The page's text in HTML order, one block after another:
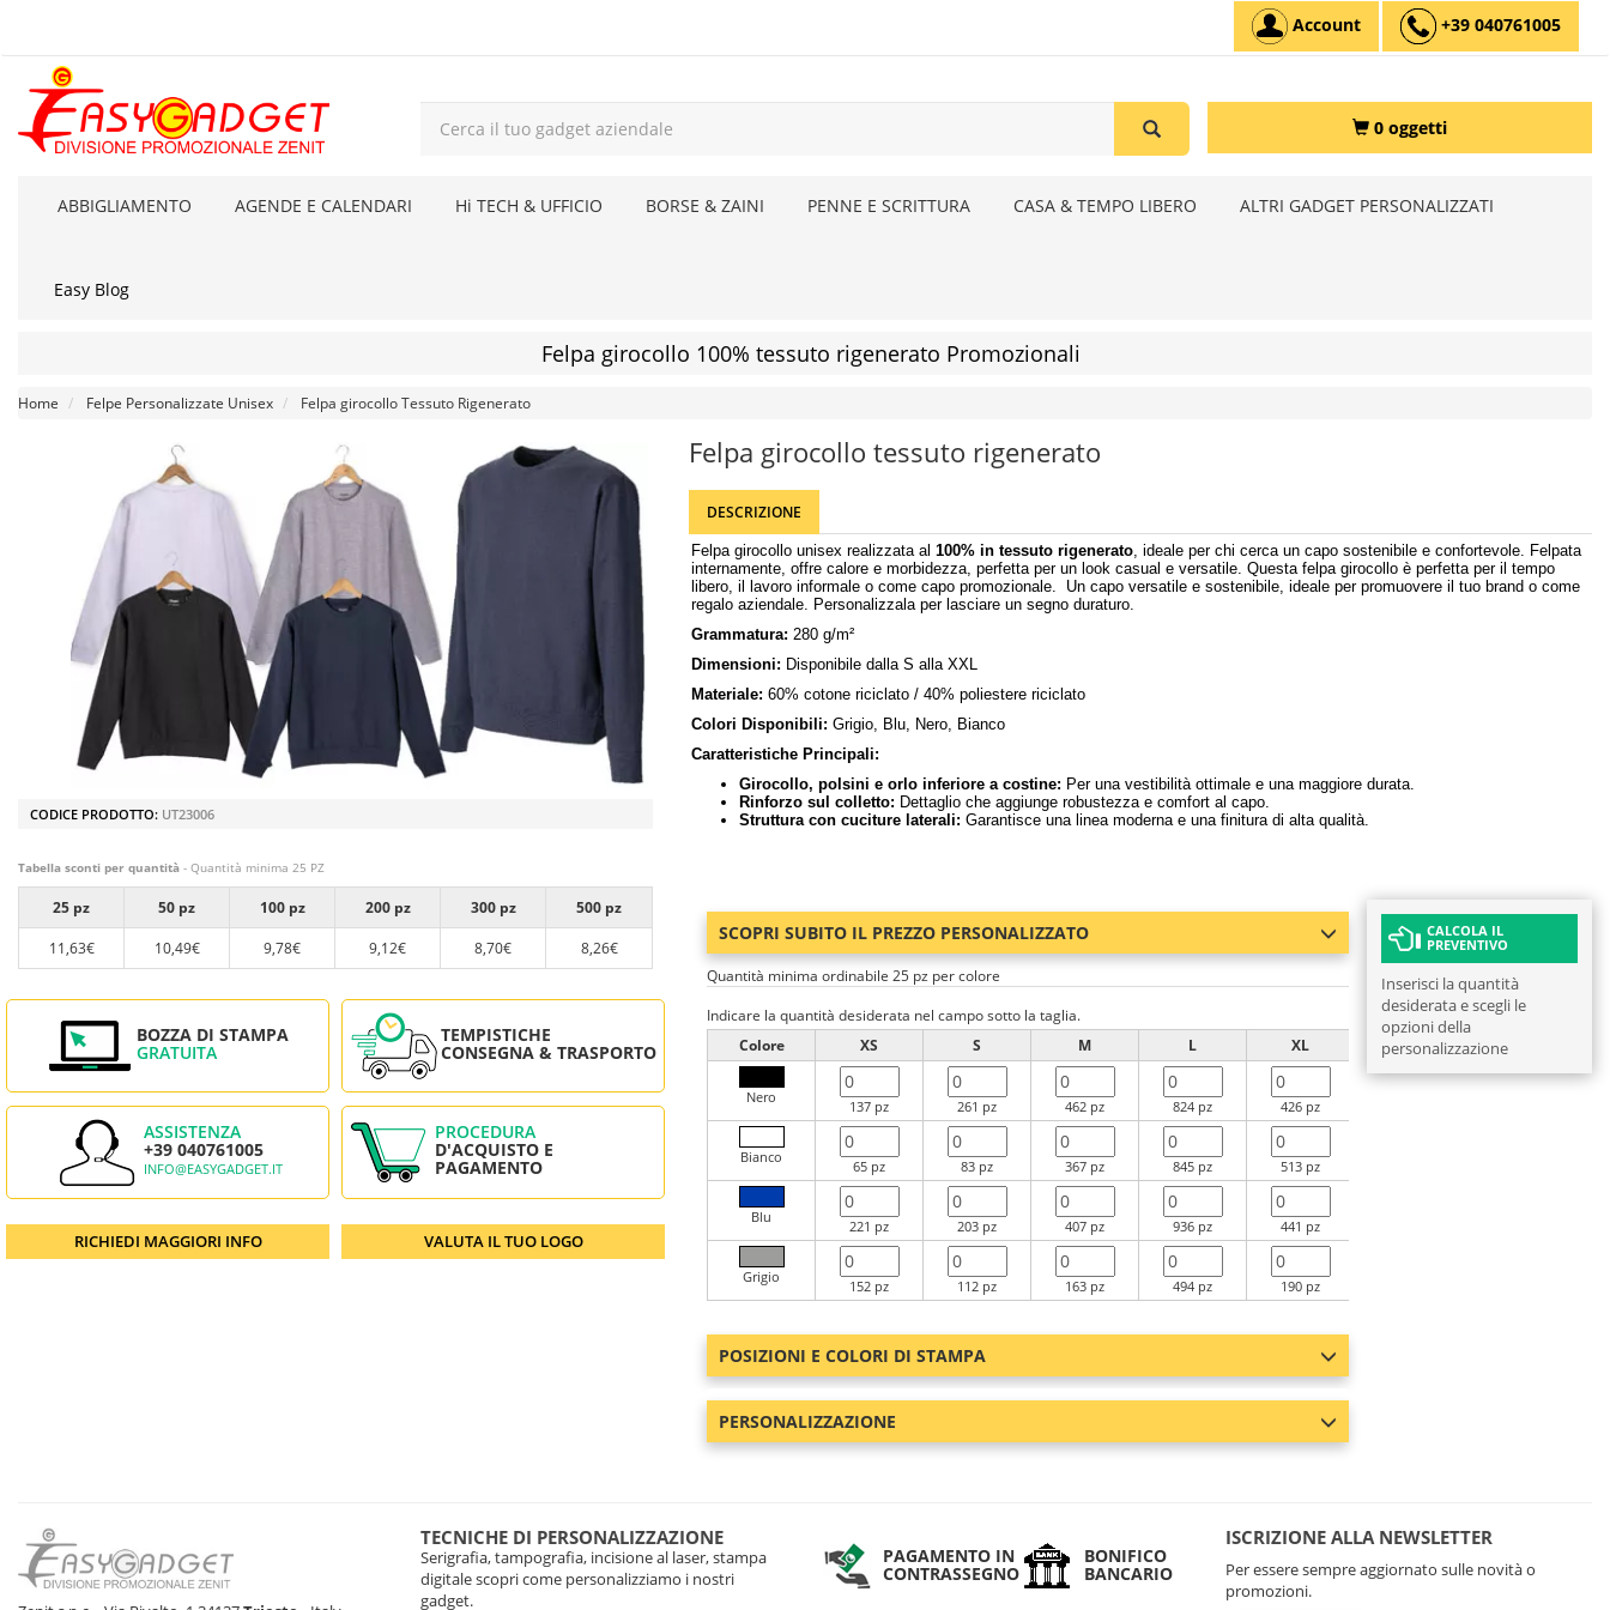
Account +39 040761005
0 oggetti
ABBIGLIAMENTO AGENDE E CALENDARI Hi TECH & UFFICIO BORSE & ZAINI PENNE E SCRITTURA CASA & TEMPO LIBERO ALTRI GADGET PERSONALIZZATI
Easy Blog
Felpa girocollo 100% tessuto rigenerato Promozionali
Home Felpe Personalizzate Unisex Felpa girocollo Tessuto Rigenerato
CODICE PRODOTTO: UT23006
Tabella sconti per quantità - Quantità minima 25 PZ
25 pz 50 pz 100 pz 200 pz 300 pz
500 pz
11,63€
10,49€ 9,78€ 9,12€ 8,70€ 8,26€
BOZZA DI STAMPA
GRATUITA
TEMPISTICHE
CONSEGNA & TRASPORTO
ASSISTENZA
+39 040761005
INFO@EASYGADGET.IT
PROCEDURA
D'ACQUISTO E
PAGAMENTO
RICHIEDI MAGGIORI INFO VALUTA IL TUO LOGO
Felpa girocollo tessuto rigenerato
DESCRIZIONE
Felpa girocollo unisex realizzata al 100% in tessuto rigenerato, ideale per chi cerca un capo sostenibile e confortevole. Felpata
internamente, offre calore e morbidezza, perfetta per un look casual e versatile. Questa felpa girocollo è perfetta per il tempo
libero, il lavoro informale o come capo promozionale. Un capo versatile e sostenibile, ideale per promuovere il tuo brand o come
regalo aziendale. Personalizzala per lasciare un segno duraturo.
Grammatura: 280 g/m²
Dimensioni: Disponibile dalla S alla XXL
Materiale: 60% cotone riciclato / 40% poliestere riciclato
Colori Disponibili: Grigio, Blu, Nero, Bianco
Caratteristiche Principali:
Girocollo, polsini e orlo inferiore a costine: Per una vestibilità ottimale e una maggiore durata.
Rinforzo sul colletto: Dettaglio che aggiunge robustezza e comfort al capo.
Struttura con cuciture laterali: Garantisce una linea moderna e una finitura di alta qualità.
SCOPRI SUBITO IL PREZZO PERSONALIZZATO
Quantità minima ordinabile 25 pz per colore
Indicare la quantità desiderata nel campo sotto la taglia.
Colore
XS S M L XL XXL XXXL
Nero
137 pz 261 pz 462 pz 824 pz 426 pz
Bianco
65 pz 83 pz 367 pz 845 pz 513 pz
Blu
221 pz 203 pz 407 pz 936 pz 441 pz
Grigio
152 pz 112 pz 163 pz 494 pz 190 pz
POSIZIONI E COLORI DI STAMPA
PERSONALIZZAZIONE
CALCOLA IL
PREVENTIVO
Inserisci la quantità
desiderata e scegli le
opzioni della
personalizzazione
TECNICHE DI PERSONALIZZAZIONE
Serigrafia, tampografia, incisione al laser, stampa
digitale scopri come personalizziamo i nostri
gadget.
PAGAMENTO IN
CONTRASSEGNO
BONIFICO
BANCARIO
ISCRIZIONE ALLA NEWSLETTER
Per essere sempre aggiornato sulle novità o
promozioni.